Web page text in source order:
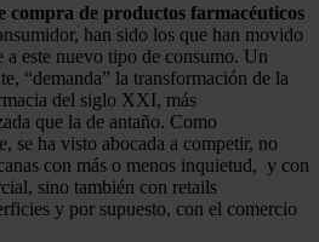
compra de productos farmacéuticos
han sido los que han movido
a este nuevo tipo de consumo. Un
“demanda” la transformación de la
del siglo XXI, más
que la de antaño. Como
se ha visto abocada a competir, no
con más o menos inquietud, y con
sino también con retails
y por supuesto, con el comercio